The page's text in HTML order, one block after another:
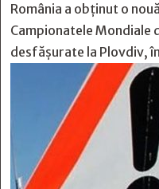
România a obținut o
Campionatele Mondiale
desfășurate la Plovdiv,